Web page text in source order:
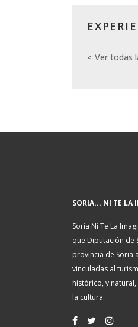
Ver todas
SORIA... NI TE LA
Soria Ni Te La
que Diputación de
provincia de Soria
vinculadas al
histórico, y
la cultura.